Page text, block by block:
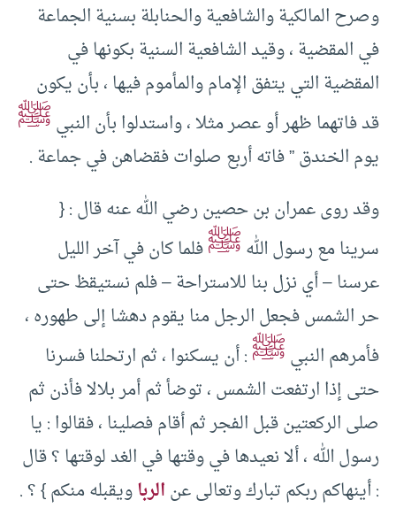
وصرح المالكية والشافعية والحنابلة بسنية الجماعة
في المقضية ، وقيد الشافعية السنية بكونها في
المقضية التي يتفق الإمام والمأموم فيها ، بأن يكون
قد فاتهما ظهر أو عصر مثلا ، واستدلوا بأن النبيﷺ
يوم الخندق ” فاته أربع صلوات فقضاهن في جماعة .
وقد روى عمران بن حصين رضي الله عنه قال : {
سرينا مع رسول اللهﷺفلما كان في آخر الليل
عرسنا – أي نزل بنا للاستراحة – فلم نستيقظ حتى
حر الشمس فجعل الرجل منا يقوم دهشا إلى طهوره ،
فأمرهم النبيﷺ: أن يسكنوا ، ثم ارتحلنا فسرنا
حتى إذا ارتفعت الشمس ، توضأ ثم أمر بلالا فأذن ثم
صلى الركعتين قبل الفجر ثم أقام فصلينا ، فقالوا : يا
رسول الله ، ألا نعيدها في وقتها في الغد لوقتها ؟ قال
: أينهاكم ربكم تبارك وتعالى عنالرباويقبله منكم } ؟ .